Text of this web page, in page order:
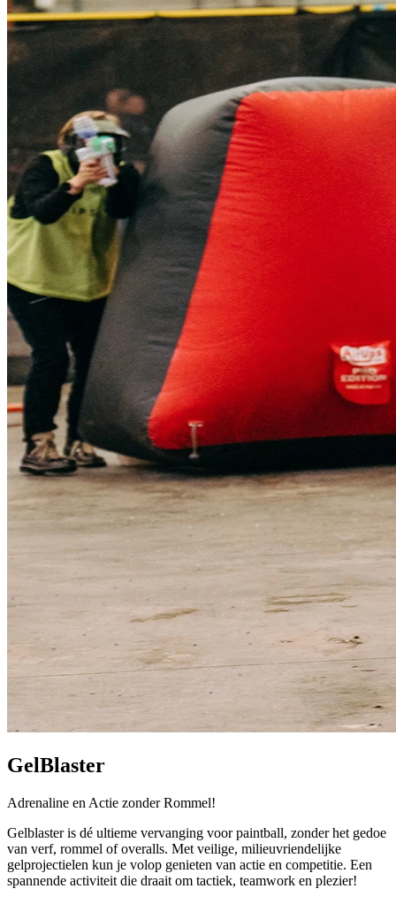
GelBlaster
Adrenaline en Actie zonder Rommel!
Gelblaster is dé ultieme vervanging voor paintball, zonder het gedoe
van verf, rommel of overalls. Met veilige, milieuvriendelijke
gelprojectielen kun je volop genieten van actie en competitie. Een
spannende activiteit die draait om tactiek, teamwork en plezier!